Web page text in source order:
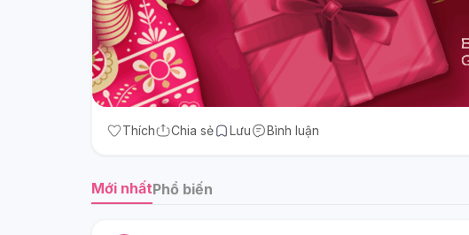
Thích Chia sẻ Lưu Bình luận
Mới nhấtPhổ biến